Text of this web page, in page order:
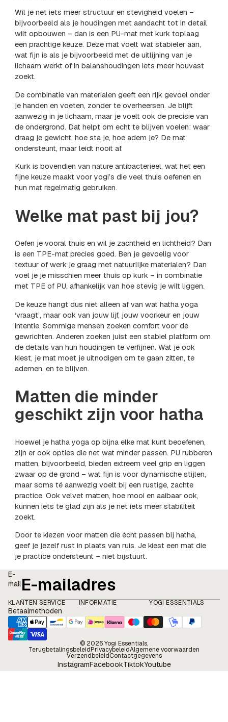
Wil je net iets meer structuur en stevigheid voelen –
bijvoorbeeld als je houdingen met aandacht tot in detail
wilt opbouwen – dan is een PU-mat met kurk toplaag
een prachtige keuze. Deze mat voelt wat stabieler aan,
wat fijn is als je bijvoorbeeld met de uitlijning van je
lichaam werkt of in balanshoudingen iets meer houvast
zoekt.
De combinatie van materialen geeft een rijk gevoel onder
je handen en voeten, zonder te overheersen. Je blijft
aanwezig in je lichaam, maar je voelt ook de precisie van
de ondergrond. Dat helpt om echt te blijven voelen: waar
draag je gewicht, hoe sta je, hoe adem je? De mat
ondersteunt, maar leidt nooit af.
Kurk is bovendien van nature antibacterieel, wat het een
fijne keuze maakt voor yogi’s die veel thuis oefenen en
hun mat regelmatig gebruiken.
Welke mat past bij jou?
Oefen je vooral thuis en wil je zachtheid en lichtheid? Dan
is een TPE-mat precies goed. Ben je gevoelig voor
textuur of werk je graag met natuurlijke materialen? Dan
voel je je misschien meer thuis op kurk – in combinatie
met TPE of PU, afhankelijk van hoe stevig je wilt liggen.
De keuze hangt dus niet alleen af van wat hatha yoga
‘vraagt’, maar ook van jouw lijf, jouw voorkeur en jouw
intentie. Sommige mensen zoeken comfort voor de
gewrichten. Anderen zoeken juist een stabiel platform om
de details van hun houdingen te verfijnen. Wat je ook
kiest, je mat moet je uitnodigen om te gaan zitten, te
ademen, en te blijven.
Matten die minder
geschikt zijn voor hatha
Hoewel je hatha yoga op bijna elke mat kunt beoefenen,
zijn er ook opties die net wat minder passen. PU rubberen
matten, bijvoorbeeld, bieden extreem veel grip en liggen
zwaar op de grond – wat fijn is voor dynamische stijlen,
maar soms té aanwezig voelt bij een rustige, zachte
practice. Ook velvet matten, hoe mooi en aaibaar ook,
kunnen iets te glad zijn als je net iets meer stabiliteit
zoekt.
Door te kiezen voor matten die écht passen bij hatha,
geef je jezelf rust in plaats van ruis. Je kiest een mat die
je practice ondersteunt – niet bijstuurt.
E-
mail
KLANTEN SERVICE INFORMATIE YOGI ESSENTIALS
Betaalmethoden
© 2026Yogi Essentials,
TerugbetalingsbeleidPrivacybeleidAlgemene voorwaarden
VerzendbeleidContactgegevens
InstagramFacebookTiktokYoutube